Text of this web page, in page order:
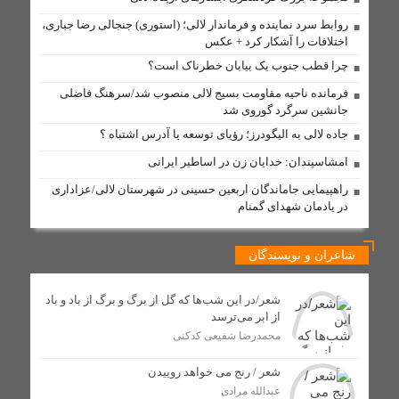
فیزیکدانان و حل بزرگ‌ترین معمای کیهان
مذاکره برای غرب یک تاکتیک است، نه هدف / تشییع باشکوه
شهدای اقتدار، نمایش عزت جمهوری اسلامی بود
تکمیل طرح آبرسانی روستای گچ‌کرسا شهرستان لالی در انتظار
تأمین ترانس برق
مراسم اهدای اسناد مالکیت منازل مسکونی شهروندان لالی
برگزار شد
روابط سرد نماینده و فرماندار لالی؛ (استوری) جنجالی رضا جباری،
اختلافات را آشکار کرد + عکس
چرا قطب جنوب یک بیابان خطرناک است؟
فرمانده ناحیه مقاومت بسیج لالی منصوب شد/سرهنگ فاضلی
جانشین سرگرد گوروی شد
جاده لالی به الیگودرز؛ رؤیای توسعه یا آدرس اشتباه ؟
امشاسپندان: خدایان زن در اساطیر ایرانی
راهپیمایی جاماندگان اربعین حسینی در شهرستان لالی/عزاداری
در یادمان شهدای گمنام
شاعران و نویسندگان
شعر/در این شب‌ها که گل از برگ و برگ از باد و باد
از ابر می‌ترسد
محمدرضا شفیعی کدکنی
شعر / رنج می خواهد روییدن
عبدالله مرادی